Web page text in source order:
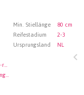
Min. Stiellänge
80 cm
Reifestadium
2-3
Ursprungsland
NL
rosa-rosa
Veiling Rhein-Maas GmbH & Co. KG